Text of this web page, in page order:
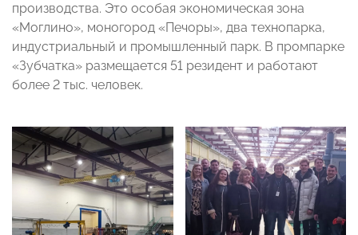
производства. Это особая экономическая зона
«Моглино», моногород «Печоры», два технопарка,
индустриальный и промышленный парк. В промпарке
«Зубчатка» размещается 51 резидент и работают
более 2 тыс. человек.